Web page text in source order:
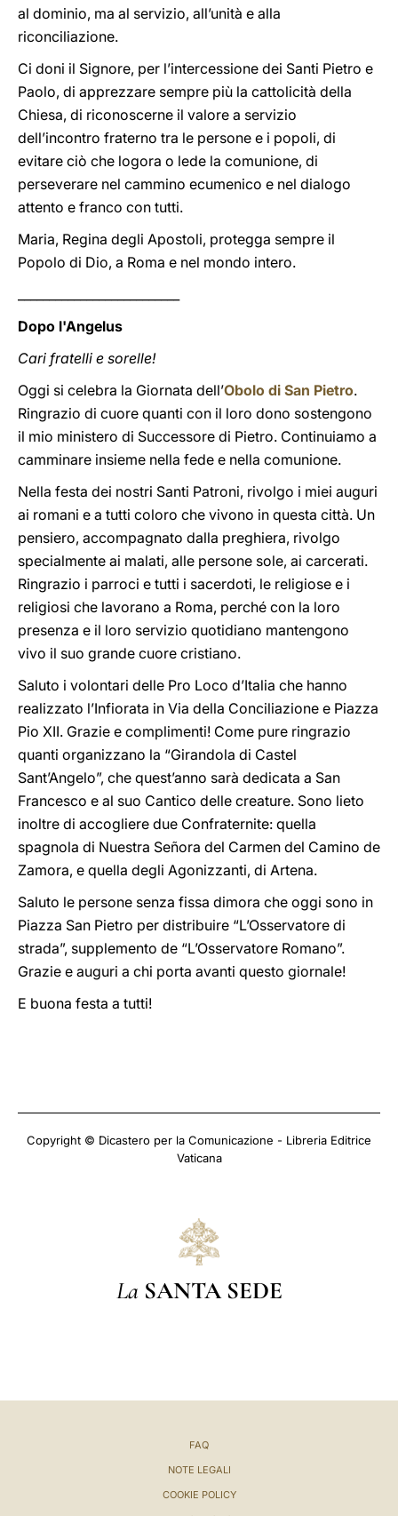
al dominio, ma al servizio, all’unità e alla
riconciliazione.
Ci doni il Signore, per l’intercessione dei Santi Pietro e
Paolo, di apprezzare sempre più la cattolicità della
Chiesa, di riconoscerne il valore a servizio
dell’incontro fraterno tra le persone e i popoli, di
evitare ciò che logora o lede la comunione, di
perseverare nel cammino ecumenico e nel dialogo
attento e franco con tutti.
Maria, Regina degli Apostoli, protegga sempre il
Popolo di Dio, a Roma e nel mondo intero.
Dopo l'Angelus
Cari fratelli e sorelle!
Oggi si celebra la Giornata dell’Obolo di San Pietro.
Ringrazio di cuore quanti con il loro dono sostengono
il mio ministero di Successore di Pietro. Continuiamo a
camminare insieme nella fede e nella comunione.
Nella festa dei nostri Santi Patroni, rivolgo i miei auguri
ai romani e a tutti coloro che vivono in questa città. Un
pensiero, accompagnato dalla preghiera, rivolgo
specialmente ai malati, alle persone sole, ai carcerati.
Ringrazio i parroci e tutti i sacerdoti, le religiose e i
religiosi che lavorano a Roma, perché con la loro
presenza e il loro servizio quotidiano mantengono
vivo il suo grande cuore cristiano.
Saluto i volontari delle Pro Loco d’Italia che hanno
realizzato l’Infiorata in Via della Conciliazione e Piazza
Pio XII. Grazie e complimenti! Come pure ringrazio
quanti organizzano la “Girandola di Castel
Sant’Angelo”, che quest’anno sarà dedicata a San
Francesco e al suo Cantico delle creature. Sono lieto
inoltre di accogliere due Confraternite: quella
spagnola di Nuestra Señora del Carmen del Camino de
Zamora, e quella degli Agonizzanti, di Artena.
Saluto le persone senza fissa dimora che oggi sono in
Piazza San Pietro per distribuire “L’Osservatore di
strada”, supplemento de “L’Osservatore Romano”.
Grazie e auguri a chi porta avanti questo giornale!
E buona festa a tutti!
Copyright © Dicastero per la Comunicazione - Libreria Editrice
Vaticana
La SANTA SEDE
FAQ
NOTE LEGALI
COOKIE POLICY